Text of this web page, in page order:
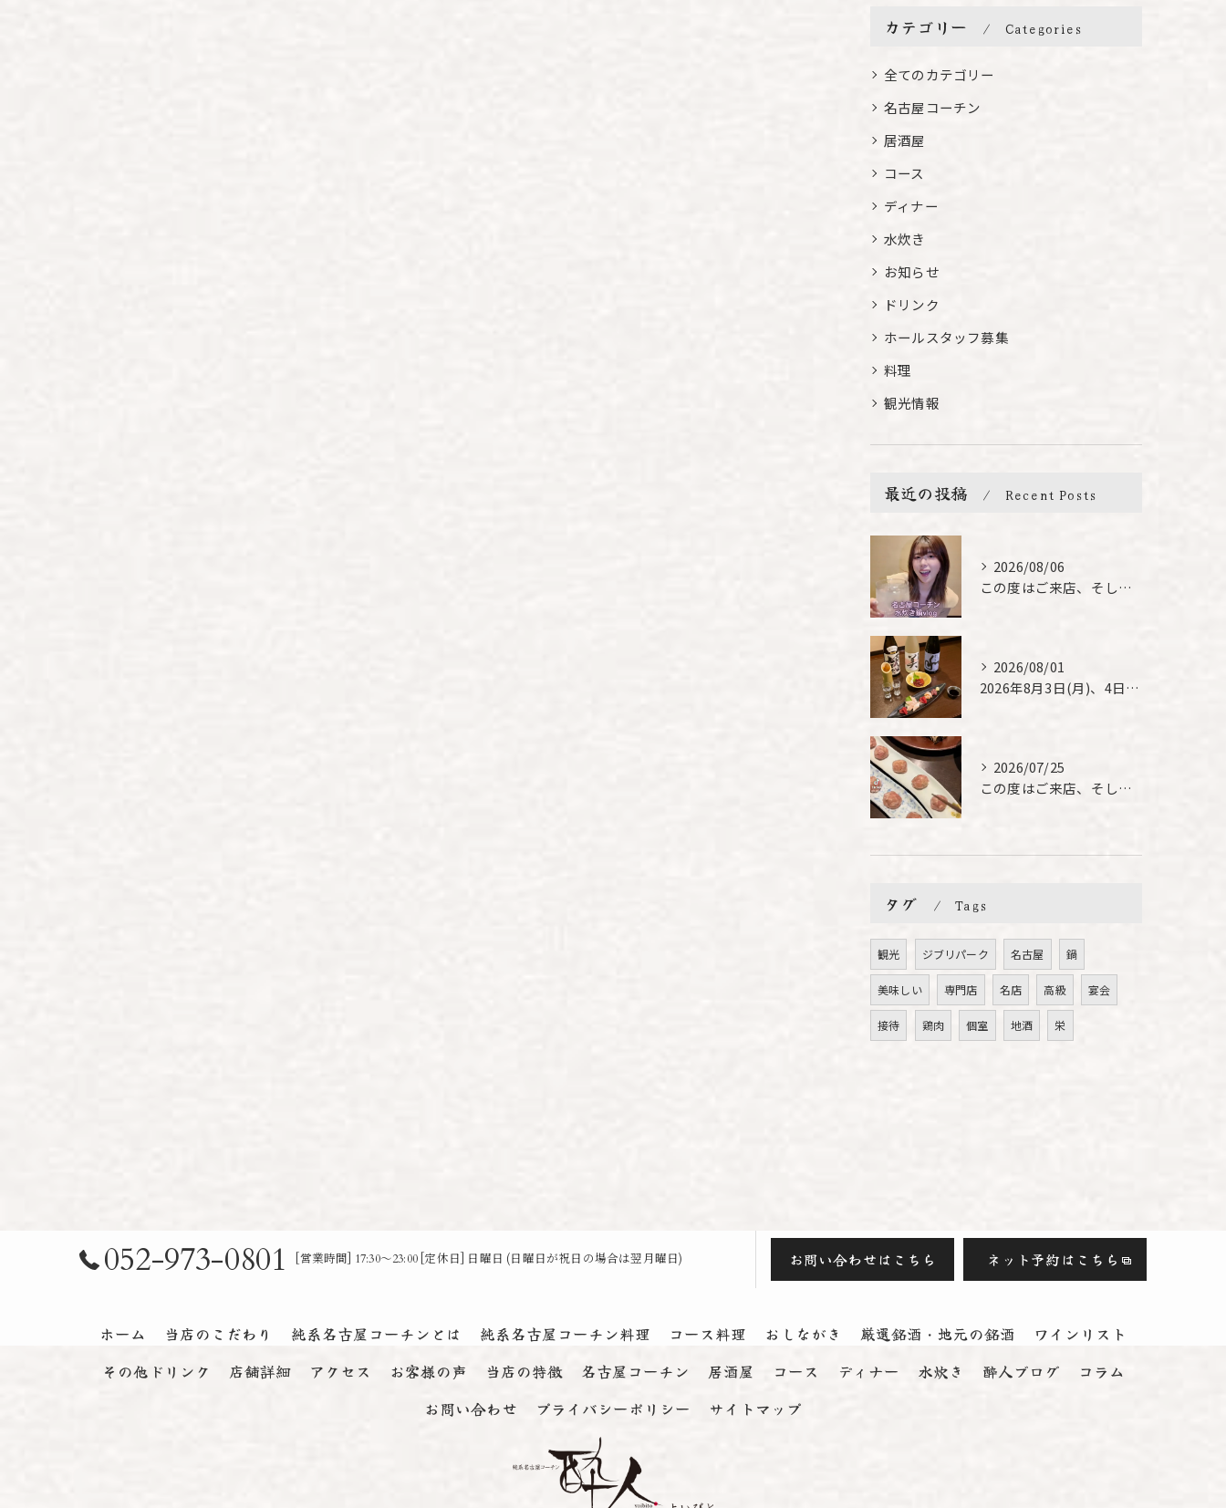
カテゴリー Categories
全てのカテゴリー
名古屋コーチン
居酒屋
コース
ディナー
水炊き
お知らせ
ドリンク
ホールスタッフ募集
料理
観光情報
最近の投稿 Recent Posts
2026/08/06
この度はご来店、そして素敵なご紹介誠にありがとうございます✨...
2026/08/01
2026年8月3日(月)、4日(火)は、臨時休業させて頂きま...
2026/07/25
この度はご来店、そして素敵なご紹介誠にありがとうございます✨...
タグ Tags
観光 ジブリパーク 名古屋 鍋
美味しい 専門店 名店 高級 宴会
接待 鶏肉 個室 地酒 栄
052-973-0801 [営業時間] 17:30～23:00 [定休日] 日曜日 (日曜日が祝日の場合は翌月曜日) お問い合わせはこちら ネット予約はこちら
ホーム 当店のこだわり 純系名古屋コーチンとは 純系名古屋コーチン料理 コース料理 おしながき 厳選銘酒・地元の銘酒
ワインリスト
その他ドリンク
店舗詳細 アクセス お客様の声 当店の特徴 名古屋コーチン 居酒屋 コース ディナー 水炊き 酔人ブログ
コラム
お問い合わせ
プライバシーポリシー サイトマップ